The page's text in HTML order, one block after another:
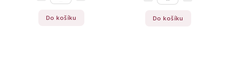
Do košíku Do košíku